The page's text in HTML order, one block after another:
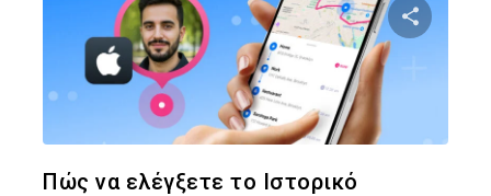
Πώς να ελέγξετε το Ιστορικό